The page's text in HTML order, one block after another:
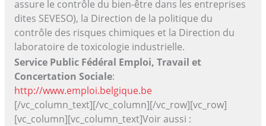
assure le contrôle du bien-être dans les entreprises
dites SEVESO), la Direction de la politique du
contrôle des risques chimiques et la Direction du
laboratoire de toxicologie industrielle.
Service Public Fédéral Emploi, Travail et
Concertation Sociale:
http://www.emploi.belgique.be
[/vc_column_text][/vc_column][/vc_row][vc_row]
[vc_column][vc_column_text]Voir aussi :